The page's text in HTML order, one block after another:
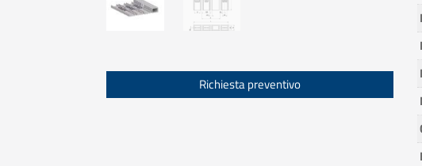
Richiesta preventivo